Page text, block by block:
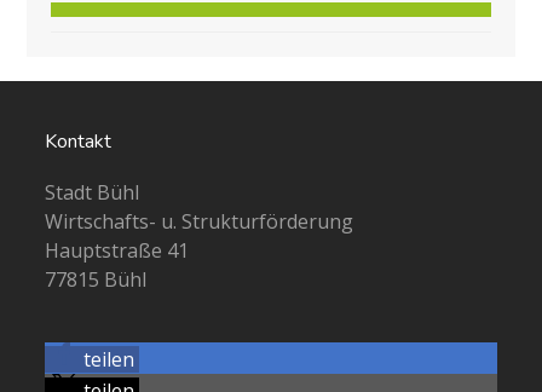
Kontakt
Stadt Bühl
Wirtschafts- u. Strukturförderung
Hauptstraße 41
77815 Bühl
teilen